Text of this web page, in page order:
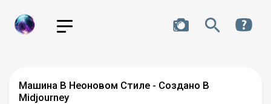
Машина В Неоновом Стиле - Создано В
Midjourney